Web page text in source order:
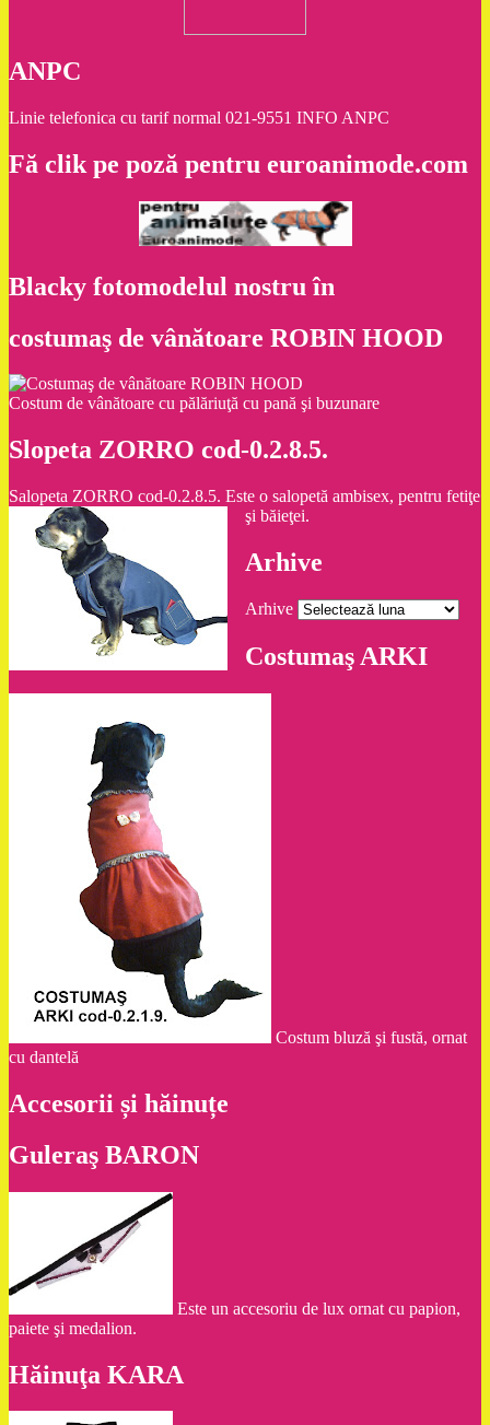
ANPC
Linie telefonica cu tarif normal 021-9551 INFO ANPC
Fă clik pe poză pentru euroanimode.com
Blacky fotomodelul nostru în
costumaş de vânătoare ROBIN HOOD
Costum de vânătoare cu pălăriuţă cu pană şi buzunare
Slopeta ZORRO cod-0.2.8.5.
Salopeta ZORRO cod-0.2.8.5. Este o salopetă ambisex, pentru fetiţe
şi băieţei.
Arhive
Arhive
Costumaş ARKI
Costum bluză şi fustă, ornat
cu dantelă
Accesorii și hăinuțe
Guleraş BARON
Este un accesoriu de lux ornat cu papion,
paiete şi medalion.
Hăinuţa KARA